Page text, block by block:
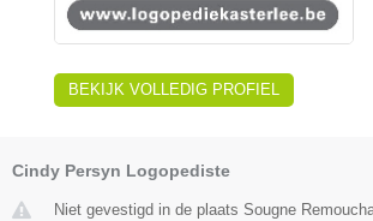
BEKIJK VOLLEDIG PROFIEL
Cindy Persyn Logopediste
Niet gevestigd in de plaats Sougne